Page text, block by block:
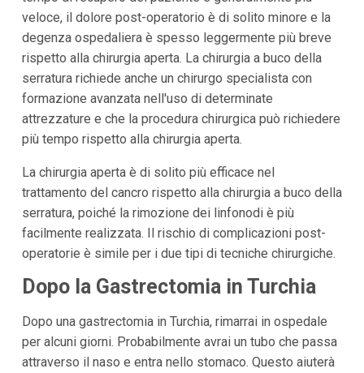
veloce, il dolore post-operatorio è di solito minore e la
degenza ospedaliera è spesso leggermente più breve
rispetto alla chirurgia aperta. La chirurgia a buco della
serratura richiede anche un chirurgo specialista con
formazione avanzata nell'uso di determinate
attrezzature e che la procedura chirurgica può richiedere
più tempo rispetto alla chirurgia aperta.
La chirurgia aperta è di solito più efficace nel
trattamento del cancro rispetto alla chirurgia a buco della
serratura, poiché la rimozione dei linfonodi è più
facilmente realizzata. Il rischio di complicazioni post-
operatorie è simile per i due tipi di tecniche chirurgiche.
Dopo la Gastrectomia in Turchia
Dopo una gastrectomia in Turchia, rimarrai in ospedale
per alcuni giorni. Probabilmente avrai un tubo che passa
attraverso il naso e entra nello stomaco. Questo aiuterà